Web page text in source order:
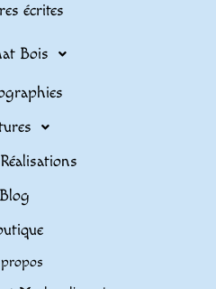
écrites
Bois
Blog